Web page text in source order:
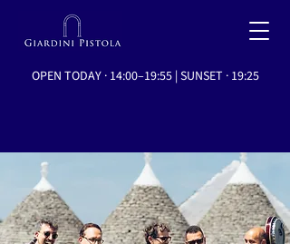
OPEN TODAY · 14:00–19:55 | SUNSET · 19:25